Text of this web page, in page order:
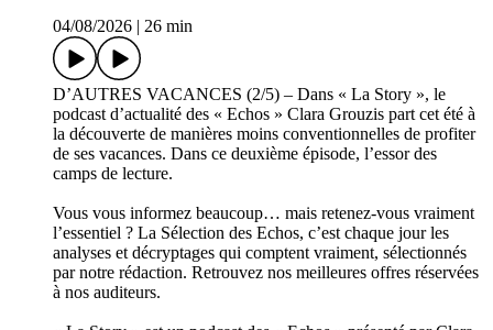
04/08/2026
26 min
D’AUTRES VACANCES (2/5) – Dans « La Story », le
podcast d’actualité des « Echos » Clara Grouzis part cet été à
la découverte de manières moins conventionnelles de profiter
de ses vacances. Dans ce deuxième épisode, l’essor des
camps de lecture.
Vous vous informez beaucoup… mais retenez-vous vraiment
l’essentiel ? La Sélection des Echos, c’est chaque jour les
analyses et décryptages qui comptent vraiment, sélectionnés
par notre rédaction. Retrouvez nos meilleures offres réservées
à nos auditeurs.